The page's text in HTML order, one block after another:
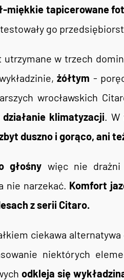
miękkie tapicerowane
go
w trzech
żółtym -
wrocławskich
klimatyzacji. W
duszno i gorąco, ani
głośny więc nie drażni
nie narzekać. Komfort
z serii Citaro.
ciekawa
niektórych
odkleja się